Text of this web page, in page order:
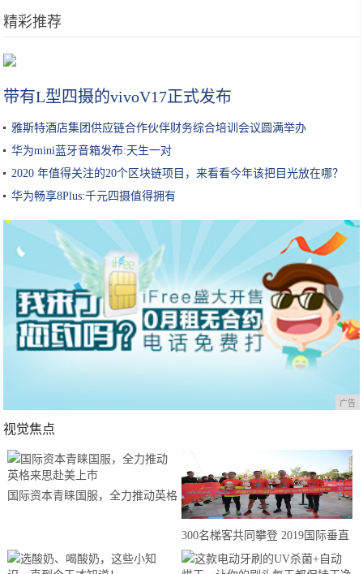
精彩推荐
带有L型四摄的vivoV17正式发布
雅斯特酒店集团供应链合作伙伴财务综合培训会议圆满举办
华为mini蓝牙音箱发布:天生一对
2020 年值得关注的20个区块链项目，来看看今年该把目光放在哪？
华为畅享8Plus:千元四摄值得拥有
广告
视觉焦点
国际资本青睐国服，全力推动英格
300名梯客共同攀登 2019国际垂直
马拉松超级精英赛顺德海骏达中心